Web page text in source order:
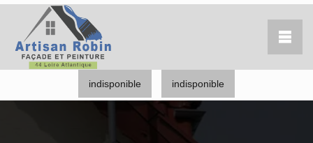
indisponible indisponible